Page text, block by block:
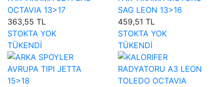
OCTAVIA 13>17
363,55 TL
STOKTA YOK
SAG LEON 13>16
459,51 TL
STOKTA YOK
TÜKENDİ
TÜKENDİ